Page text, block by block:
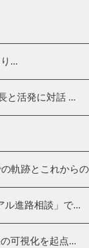
...
と活発に対話 ...
軌跡とこれから
進路相談」で...
可視化を起点...